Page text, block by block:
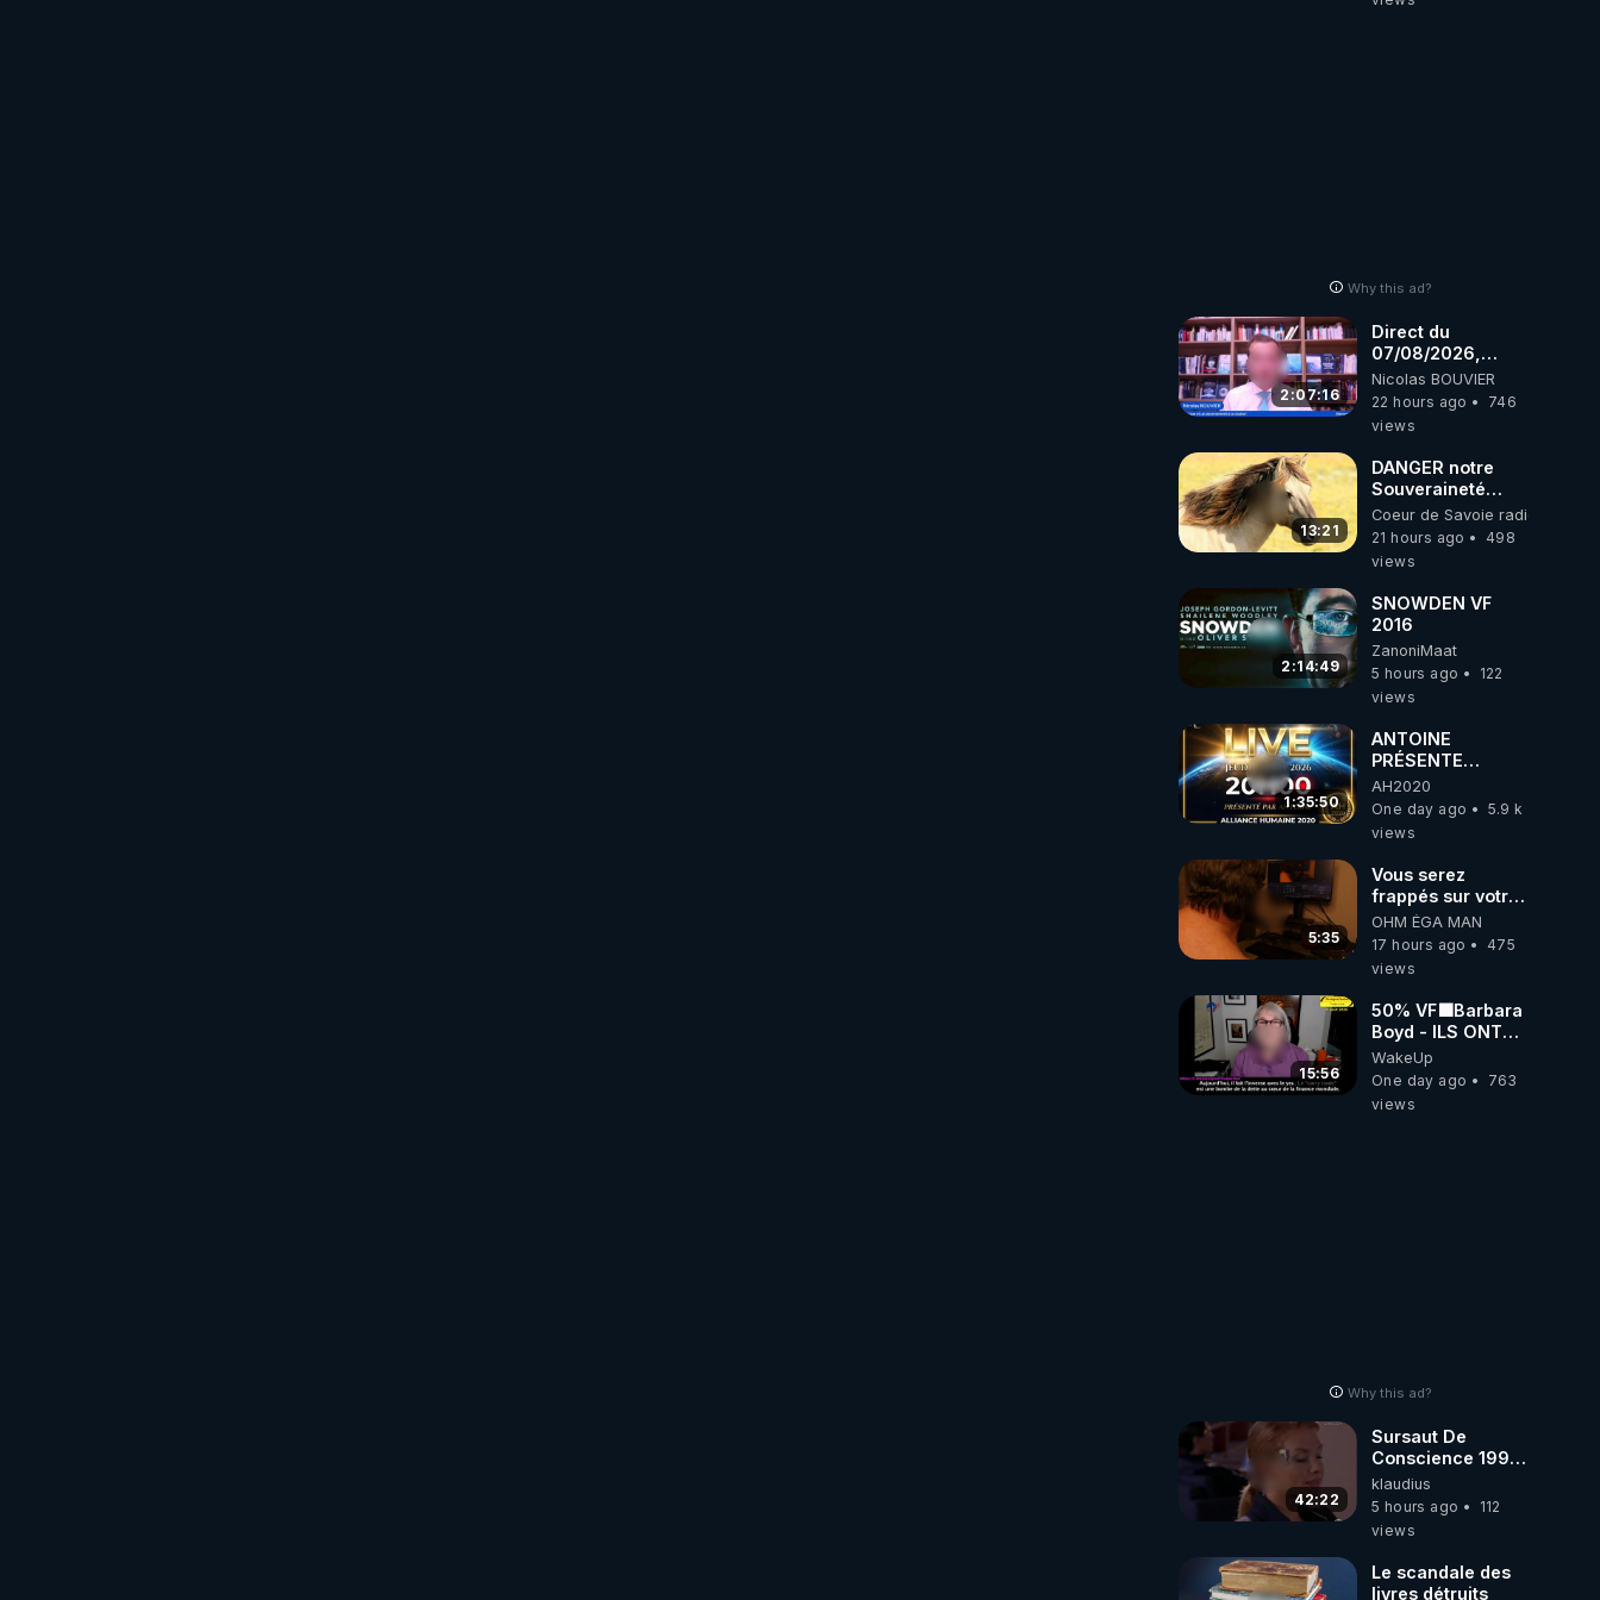
Why this ad?
2:07:16
Direct du
07/08/2026,
présenté par
Nicolas BOUVIER
Nicolas BOUVIER
22 hours ago
746
views
13:21
DANGER notre
Souveraineté
Alimentaire est
attaqué...
Coeur de Savoie radioweb TV
21 hours ago
498
views
2:14:49
SNOWDEN VF
2016
ZanoniMaat
5 hours ago
122
views
1:35:50
ANTOINE
PRÉSENTE
AH2020 LE LIVE
20H ***DU
06/08/2026***
AH2020
One day ago
5.9 k
views
5:35
Vous serez
frappés sur votre
sol européens par
la faute des
dirigeants qui
le nez
OHM ÉGA MAN
17 hours ago
475
views
15:56
50% VF🟩Barbara
Boyd - ILS ONT
MENTI SUR TOUT
-Jocelyne
Traduction
WakeUp
One day ago
763
views
Why this ad?
42:22
Sursaut De
Conscience 1998
- toujours
d'actualité ....Au
Dela Du Réel
klaudius
5 hours ago
112
views
Le scandale des
livres détruits